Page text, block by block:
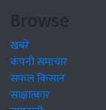
Browse
खबरें
कंपनी समाचार
सफल किसान
साक्षात्कार